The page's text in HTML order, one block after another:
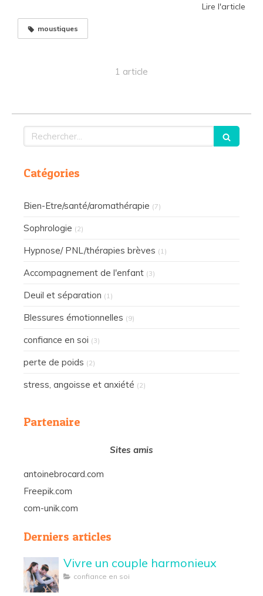
Lire l'article
moustiques
1 article
Rechercher
Catégories
Bien-Etre/santé/aromathérapie (7)
Sophrologie (2)
Hypnose/ PNL/thérapies brèves (1)
Accompagnement de l'enfant (3)
Deuil et séparation (1)
Blessures émotionnelles (9)
confiance en soi (3)
perte de poids (2)
stress, angoisse et anxiété (2)
Partenaire
Sites amis
antoinebrocard.com
Freepik.com
com-unik.com
Derniers articles
Vivre un couple harmonieux
confiance en soi